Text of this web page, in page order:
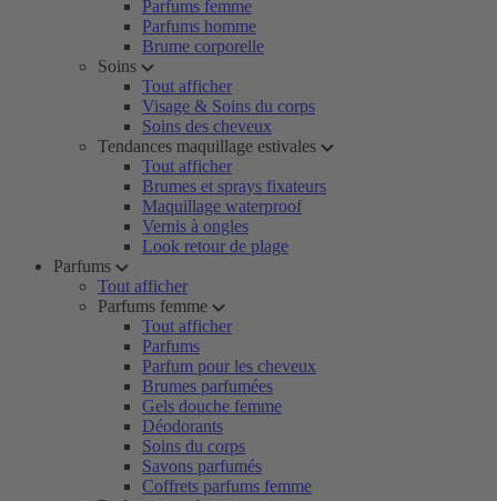
Parfums femme
Parfums homme
Brume corporelle
Soins
Tout afficher
Visage & Soins du corps
Soins des cheveux
Tendances maquillage estivales
Tout afficher
Brumes et sprays fixateurs
Maquillage waterproof
Vernis à ongles
Look retour de plage
Parfums
Tout afficher
Parfums femme
Tout afficher
Parfums
Parfum pour les cheveux
Brumes parfumées
Gels douche femme
Déodorants
Soins du corps
Savons parfumés
Coffrets parfums femme